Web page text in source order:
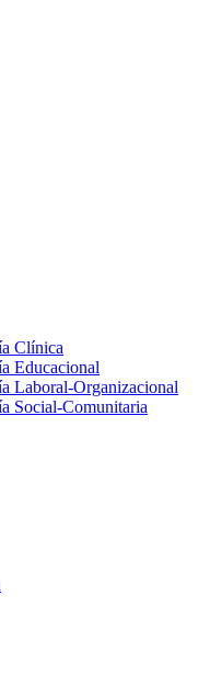
Clínica
Educacional
Laboral-Organizacional
Social-Comunitaria